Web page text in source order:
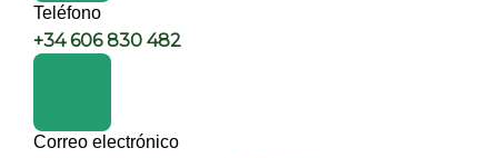
Teléfono
+34 606 830 482
Correo electrónico